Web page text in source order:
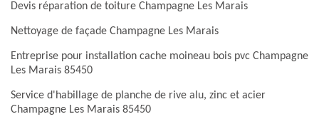
Devis réparation de toiture Champagne Les Marais
Nettoyage de façade Champagne Les Marais
Entreprise pour installation cache moineau bois pvc Champagne
Les Marais 85450
Service d'habillage de planche de rive alu, zinc et acier
Champagne Les Marais 85450